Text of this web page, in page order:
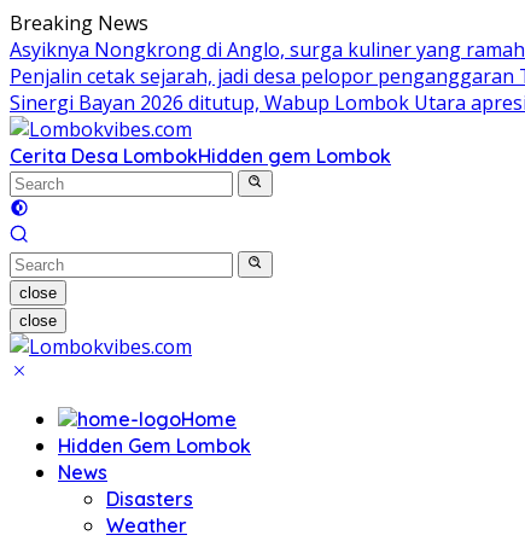
Skip
to
content
Breaking News
Asyiknya Nongkrong di Anglo, surga kuliner yang
Penjalin cetak sejarah, jadi desa pelopor penganggaran
Sinergi Bayan 2026 ditutup, Wabup Lombok Utara
Cerita Desa LombokHidden gem Lombok
close
close
Home
Hidden Gem Lombok
News
Disasters
Weather